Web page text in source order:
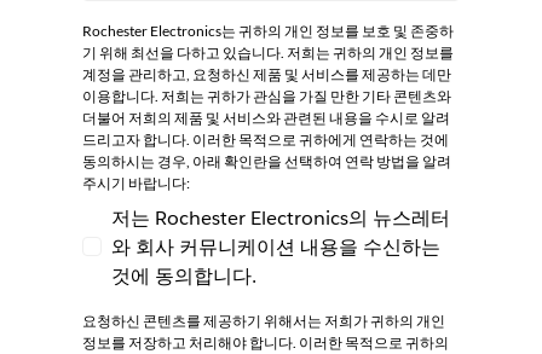
Rochester Electronics는 귀하의 개인 정보를 보호 및 존중하
기 위해 최선을 다하고 있습니다. 저희는 귀하의 개인 정보를
계정을 관리하고, 요청하신 제품 및 서비스를 제공하는 데만
이용합니다. 저희는 귀하가 관심을 가질 만한 기타 콘텐츠와
더불어 저희의 제품 및 서비스와 관련된 내용을 수시로 알려
드리고자 합니다. 이러한 목적으로 귀하에게 연락하는 것에
동의하시는 경우, 아래 확인란을 선택하여 연락 방법을 알려
주시기 바랍니다:
저는 Rochester Electronics의 뉴스레터와 회사
저는 Rochester Electronics의 뉴스레터
와 회사 커뮤니케이션 내용을 수신하는
것에 동의합니다.
요청하신 콘텐츠를 제공하기 위해서는 저희가 귀하의 개인
정보를 저장하고 처리해야 합니다. 이러한 목적으로 귀하의